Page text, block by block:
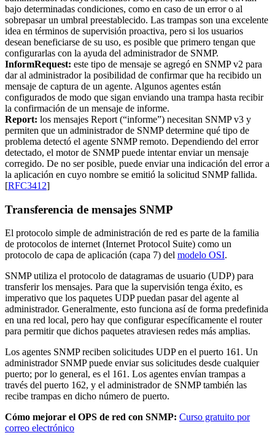
bajo determinadas condiciones, como en caso de un error o al
sobrepasar un umbral preestablecido. Las trampas son una excelente
idea en términos de supervisión proactiva, pero si los usuarios
desean beneficiarse de su uso, es posible que primero tengan que
configurarlas con la ayuda del administrador de SNMP.
InformRequest: este tipo de mensaje se agregó en SNMP v2 para
dar al administrador la posibilidad de confirmar que ha recibido un
mensaje de captura de un agente. Algunos agentes están
configurados de modo que sigan enviando una trampa hasta recibir
la confirmación de un mensaje de informe.
Report: los mensajes Report (“informe”) necesitan SNMP v3 y
permiten que un administrador de SNMP determine qué tipo de
problema detectó el agente SNMP remoto. Dependiendo del error
detectado, el motor de SNMP puede intentar enviar un mensaje
corregido. De no ser posible, puede enviar una indicación del error a
la aplicación en cuyo nombre se emitió la solicitud SNMP fallida.
[RFC3412]
Transferencia de mensajes SNMP
El protocolo simple de administración de red es parte de la familia
de protocolos de internet (Internet Protocol Suite) como un
protocolo de capa de aplicación (capa 7) del modelo OSI.
SNMP utiliza el protocolo de datagramas de usuario (UDP) para
transferir los mensajes. Para que la supervisión tenga éxito, es
imperativo que los paquetes UDP puedan pasar del agente al
administrador. Generalmente, esto funciona así de forma predefinida
en una red local, pero hay que configurar específicamente el router
para permitir que dichos paquetes atraviesen redes más amplias.
Los agentes SNMP reciben solicitudes UDP en el puerto 161. Un
administrador SNMP puede enviar sus solicitudes desde cualquier
puerto; por lo general, es el 161. Los agentes envían trampas a
través del puerto 162, y el administrador de SNMP también las
recibe trampas en dicho número de puerto.
Cómo mejorar el OPS de red con SNMP: Curso gratuito por
correo electrónico